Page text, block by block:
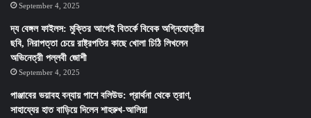
September 4, 2025
দ্য বেঙ্গল ফাইলস: মুক্তির আগেই বিতর্কে বিবেক অগ্নিহোত্রীর
ছবি, নিরাপত্তা চেয়ে রাষ্ট্রপতির কাছে খোলা চিঠি লিখলেন
অভিনেত্রী পল্লবী জোশী
September 4, 2025
পাঞ্জাবের ভয়াবহ বন্যায় পাশে বলিউড: প্রার্থনা থেকে ত্রাণ,
সাহায্যের হাত বাড়িয়ে দিলেন শাহরুখ-আলিয়া